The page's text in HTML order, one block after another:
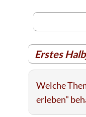
Erstes
Welche
erleben"